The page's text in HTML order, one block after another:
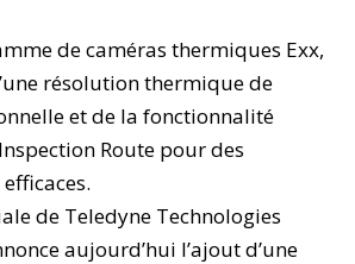
de caméras thermiques Exx,
résolution thermique de
et de la fonctionnalité
Route pour des
de Teledyne Technologies
aujourd’hui l’ajout d’une